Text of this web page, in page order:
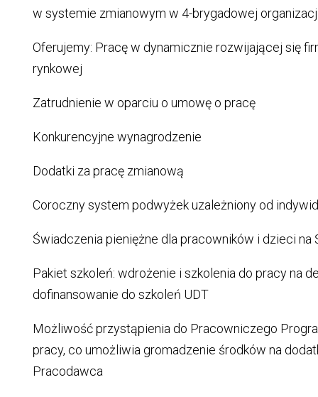
w systemie zmianowym w 4-brygadowej
Oferujemy: Pracę w dynamicznie rozwijającej się
rynkowej
Zatrudnienie w oparciu o umowę o pracę
Konkurencyjne wynagrodzenie
Dodatki za pracę zmianową
Coroczny system podwyżek uzależniony od
Świadczenia pieniężne dla pracowników i dzieci na
Pakiet szkoleń: wdrożenie i szkolenia do pracy na
dofinansowanie do szkoleń UDT
Możliwość przystąpienia do Pracowniczego
pracy, co umożliwia gromadzenie środków na
Pracodawca